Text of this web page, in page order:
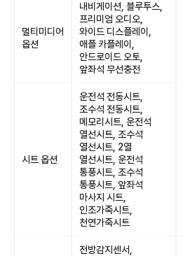
멀티미디어
옵션
내비게이션, 블루투스,
프리미엄 오디오,
와이드 디스플레이,
애플 카플레이,
안드로이드 오토,
앞좌석 무선충전
시트 옵션
운전석 전동시트,
조수석 전동시트,
메모리시트, 운전석
열선시트, 조수석
열선시트, 2열
열선시트, 운전석
통풍시트, 조수석
통풍시트, 앞좌석
마사지 시트,
인조가죽시트,
천연가죽시트
전방감지센서,